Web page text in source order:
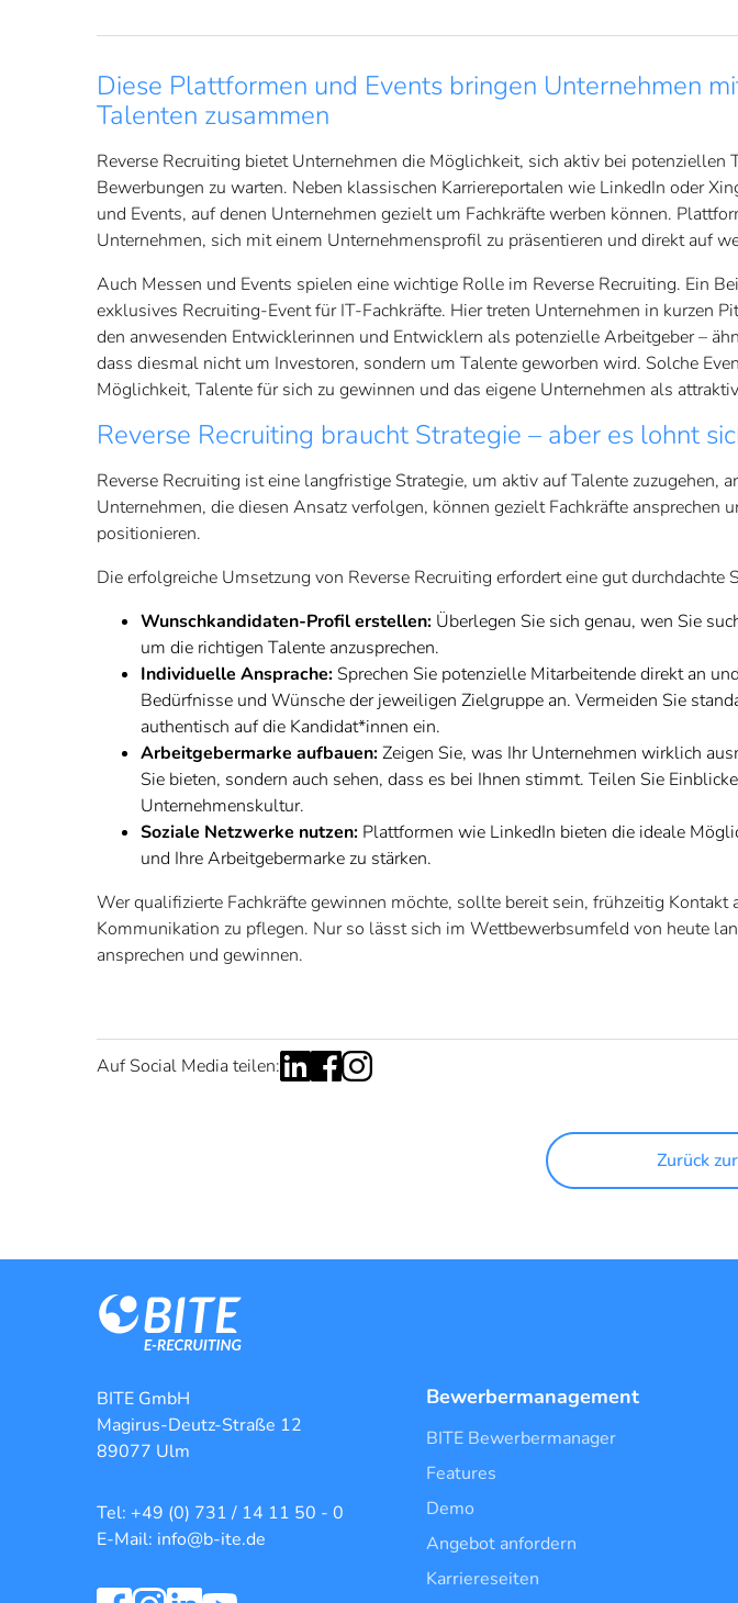
Diese Plattformen und Events bringen Unternehmen
Talenten zusammen
Reverse Recruiting bietet Unternehmen die Möglichkeit, sich aktiv bei potenziellen
Bewerbungen zu warten. Neben klassischen Karriereportalen wie LinkedIn oder
und Events, auf denen Unternehmen gezielt um Fachkräfte werben können.
Unternehmen, sich mit einem Unternehmensprofil zu präsentieren und direkt auf
Auch Messen und Events spielen eine wichtige Rolle im Reverse Recruiting. Ein
exklusives Recruiting-Event für IT-Fachkräfte. Hier treten Unternehmen in kurzen
den anwesenden Entwicklerinnen und Entwicklern als potenzielle Arbeitgeber –
dass diesmal nicht um Investoren, sondern um Talente geworben wird. Solche
Möglichkeit, Talente für sich zu gewinnen und das eigene Unternehmen als
Reverse Recruiting braucht Strategie – aber es lohnt
Reverse Recruiting ist eine langfristige Strategie, um aktiv auf Talente zuzugehen,
Unternehmen, die diesen Ansatz verfolgen, können gezielt Fachkräfte ansprechen
positionieren.
Die erfolgreiche Umsetzung von Reverse Recruiting erfordert eine gut durchdachte
Wunschkandidaten-Profil erstellen: Überlegen Sie sich genau, wen Sie
um die richtigen Talente anzusprechen.
Individuelle Ansprache:Sprechen Sie potenzielle Mitarbeitende direkt an
Bedürfnisse und Wünsche der jeweiligen Zielgruppe an. Vermeiden Sie
authentisch auf die Kandidat*innen ein.
Arbeitgebermarke aufbauen:Zeigen Sie, was Ihr Unternehmen wirklich
Sie bieten, sondern auch sehen, dass es bei Ihnen stimmt. Teilen Sie
Unternehmenskultur.
Soziale Netzwerke nutzen: Plattformen wie LinkedIn bieten die ideale
und Ihre Arbeitgebermarke zu stärken.
Wer qualifizierte Fachkräfte gewinnen möchte, sollte bereit sein, frühzeitig Kontakt
Kommunikation zu pflegen. Nur so lässt sich im Wettbewerbsumfeld von heute
ansprechen und gewinnen.
Auf Social Media teilen:
Zurück
BITE GmbH
Magirus-Deutz-Straße 12
89077 Ulm
Tel: +49 (0) 731 / 14 11 50 - 0
E-Mail: info@b-ite.de
Bewerbermanagement
BITE Bewerbermanager
Features
Demo
Angebot anfordern
Karriereseiten